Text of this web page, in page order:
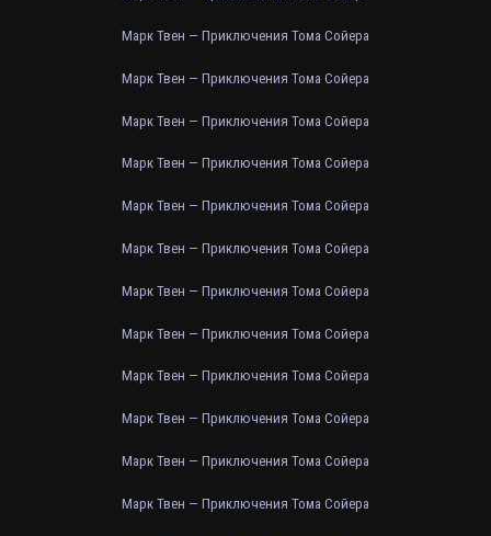
Марк Твен — Приключения Тома Сойера
Марк Твен — Приключения Тома Сойера
Марк Твен — Приключения Тома Сойера
Марк Твен — Приключения Тома Сойера
Марк Твен — Приключения Тома Сойера
Марк Твен — Приключения Тома Сойера
Марк Твен — Приключения Тома Сойера
Марк Твен — Приключения Тома Сойера
Марк Твен — Приключения Тома Сойера
Марк Твен — Приключения Тома Сойера
Марк Твен — Приключения Тома Сойера
Марк Твен — Приключения Тома Сойера